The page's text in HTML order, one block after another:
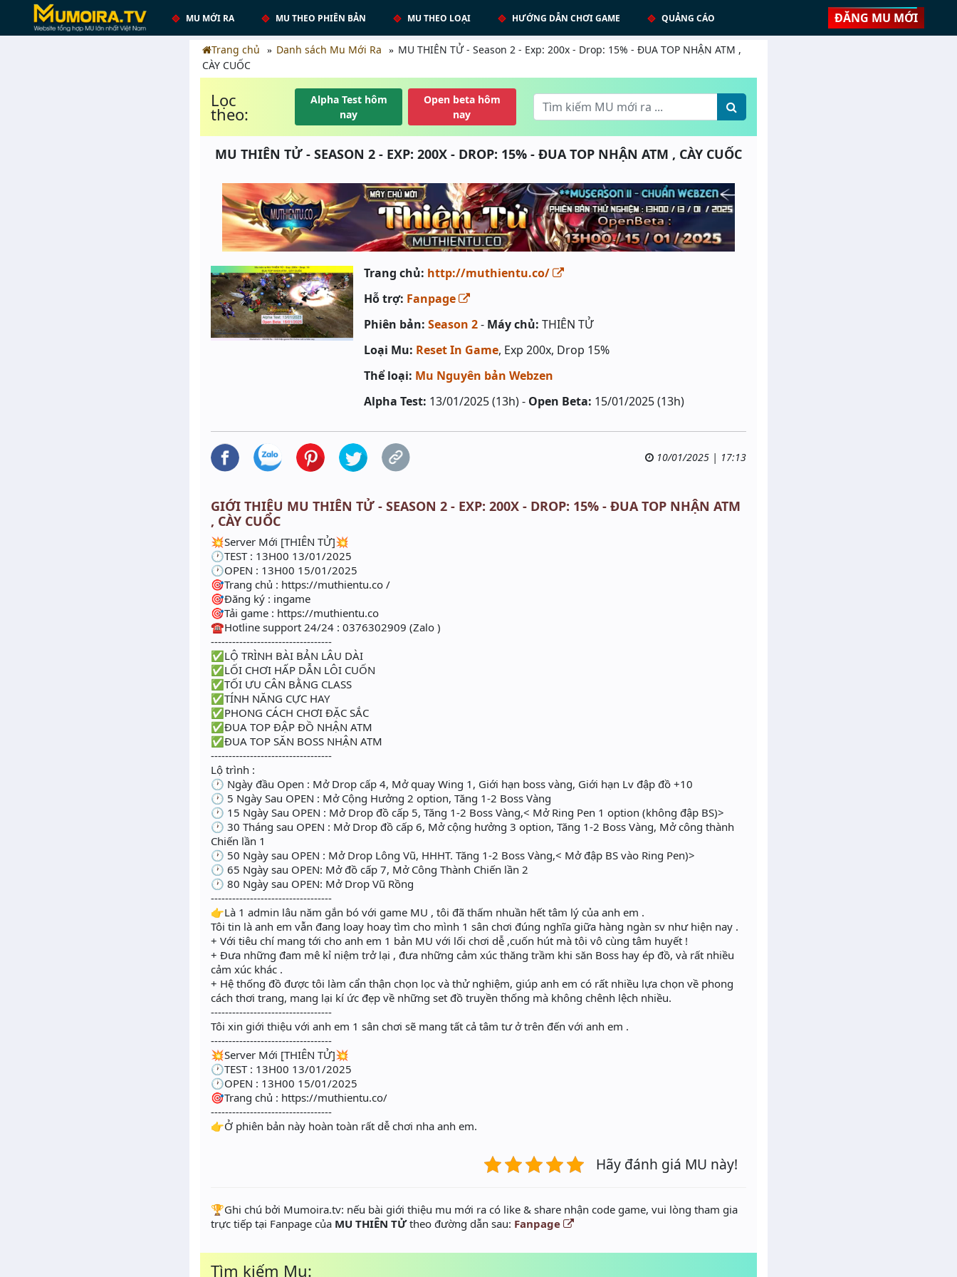
MU MỚI RA MU THEO PHIÊN BẢN MU THEO LOẠI HƯỚNG DẪN CHƠI GAME QUẢNG CÁO ĐĂNG MU MỚI
Trang chủ Danh sách Mu Mới Ra
MU THIÊN TỬ - Season 2 - Exp: 200x - Drop: 15% - ĐUA TOP NHẬN ATM ,
CÀY CUỐC
Lọc
theo:
Alpha Test hôm
nay
Open beta hôm
nay
MU THIÊN TỬ - SEASON 2 - EXP: 200X - DROP: 15% - ĐUA TOP NHẬN ATM , CÀY CUỐC
Trang chủ: http://muthientu.co/
Hỗ trợ: Fanpage
Phiên bản: Season 2- Máy chủ: THIÊN TỬ
Loại Mu: Reset In Game, Exp 200x, Drop 15%
Thể loại: Mu Nguyên bản Webzen
Alpha Test: 13/01/2025 (13h) - Open Beta: 15/01/2025 (13h)
10/01/2025 | 17:13
GIỚI THIỆU MU THIÊN TỬ - SEASON 2 - EXP: 200X - DROP: 15% - ĐUA TOP NHẬN ATM
, CÀY CUỐC
💥Server Mới [THIÊN TỬ]💥
🕐TEST : 13H00 13/01/2025
🕐OPEN : 13H00 15/01/2025
🎯Trang chủ : https://muthientu.co /
🎯Đăng ký : ingame
🎯Tải game : https://muthientu.co
☎️Hotline support 24/24 : 0376302909 (Zalo )
----------------------------------
✅LỘ TRÌNH BÀI BẢN LÂU DÀI
✅LỐI CHƠI HẤP DẪN LÔI CUỐN
✅TỐI ƯU CÂN BẰNG CLASS
✅TÍNH NĂNG CỰC HAY
✅PHONG CÁCH CHƠI ĐẶC SẮC
✅ĐUA TOP ĐẬP ĐỒ NHẬN ATM
✅ĐUA TOP SĂN BOSS NHẬN ATM
----------------------------------
Lộ trình :
🕐 Ngày đầu Open : Mở Drop cấp 4, Mở quay Wing 1, Giới hạn boss vàng, Giới hạn Lv đập đồ +10
🕐 5 Ngày Sau OPEN : Mở Cộng Hưởng 2 option, Tăng 1-2 Boss Vàng
🕐 15 Ngày Sau OPEN : Mở Drop đồ cấp 5, Tăng 1-2 Boss Vàng,< Mở Ring Pen 1 option (không đập BS)>
🕐 30 Tháng sau OPEN : Mở Drop đồ cấp 6, Mở cộng hưởng 3 option, Tăng 1-2 Boss Vàng, Mở công thành
Chiến lần 1
🕐 50 Ngày sau OPEN : Mở Drop Lông Vũ, HHHT. Tăng 1-2 Boss Vàng,< Mở đập BS vào Ring Pen)>
🕐 65 Ngày sau OPEN: Mở đồ cấp 7, Mở Công Thành Chiến lần 2
🕐 80 Ngày sau OPEN: Mở Drop Vũ Rồng
----------------------------------
👉Là 1 admin lâu năm gắn bó với game MU , tôi đã thấm nhuần hết tâm lý của anh em .
Tôi tin là anh em vẫn đang loay hoay tìm cho mình 1 sân chơi đúng nghĩa giữa hàng ngàn sv như hiện nay .
+ Với tiêu chí mang tới cho anh em 1 bản MU với lối chơi dễ ,cuốn hút mà tôi vô cùng tâm huyết !
+ Đưa những đam mê kỉ niệm trở lại , đưa những cảm xúc thăng trầm khi săn Boss hay ép đồ, và rất nhiều
cảm xúc khác .
+ Hệ thống đồ được tôi làm cẩn thận chọn lọc và thử nghiệm, giúp anh em có rất nhiều lựa chọn về phong
cách thơi trang, mang lại kí ức đẹp về những set đồ truyền thống mà không chênh lệch nhiều.
----------------------------------
Tôi xin giới thiệu với anh em 1 sân chơi sẽ mang tất cả tâm tư ở trên đến với anh em .
----------------------------------
💥Server Mới [THIÊN TỬ]💥
🕐TEST : 13H00 13/01/2025
🕐OPEN : 13H00 15/01/2025
🎯Trang chủ : https://muthientu.co/
----------------------------------
👉Ở phiên bản này hoàn toàn rất dễ chơi nha anh em.
Hãy đánh giá MU này!
️🏆Ghi chú bởi Mumoira.tv: nếu bài giới thiệu mu mới ra có like & share nhận code game, vui lòng tham gia
trực tiếp tại Fanpage của MU THIÊN TỬtheo đường dẫn sau: Fanpage
Tìm kiếm Mu: